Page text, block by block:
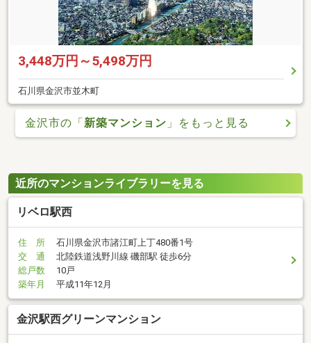
3,448万円～5,498万円
石川県金沢市並木町
金沢市の「 新築マンション 」をもっと見る
近所のマンションライブラリーを見る
リベロ駅西
住 所
石川県金沢市諸江町上丁480番1号
交 通
北陸鉄道浅野川線 磯部駅 徒歩6分
総戸数
10戸
築年月
平成11年12月
金沢駅西グリーンマンション